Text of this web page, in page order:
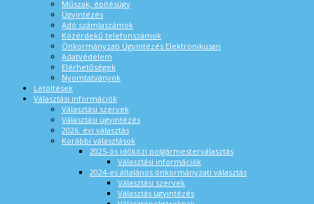
Műszak, építésügy
Ügyintézés
Adó számlaszámok
Közérdekű telefonszámok
Önkormányzati Ügyintézés Elektronikusan
Adatvédelem
Elérhetőségek
Nyomtatványok
Letöltések
Választási információk
Választási szervek
Választási ügyintézés
2026. évi választás
Korábbi választások
2025-ös időközi polgármesterválasztás
Választási információk
2024-es általános önkormányzati választás
Választási szervek
Választás ügyintézés